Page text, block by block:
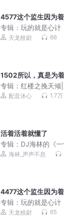
4577这个监生因为
专辑： 玩的就是心计
天龙校尉 66
1502所以，真是为
专辑： 红楼之挽天倾
后宫爽文|历史权谋|
配音沐心 1.7万
活着活着就懂了
专辑： DJ海林的《一
海林_声声不息
4477这个监生因为
专辑： 玩的就是心计
天龙校尉 65